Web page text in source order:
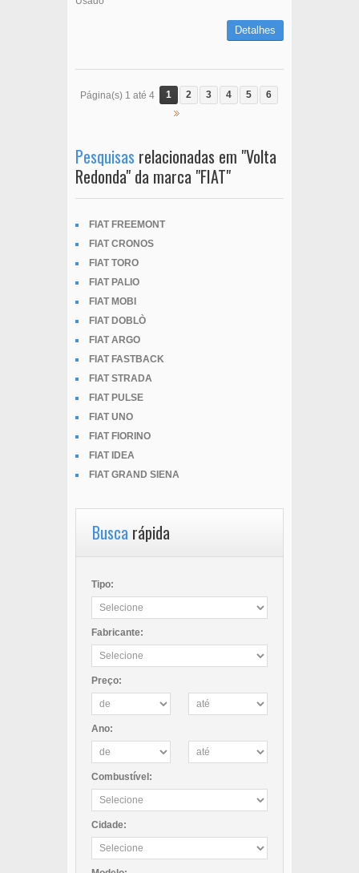
Detalhes
Página(s) 1 até 4 1 2 3 4 5 6
Pesquisas relacionadas em "Volta
Redonda" da marca "FIAT"
FIAT FREEMONT
FIAT CRONOS
FIAT TORO
FIAT PALIO
FIAT MOBI
FIAT DOBLÒ
FIAT ARGO
FIAT FASTBACK
FIAT STRADA
FIAT PULSE
FIAT UNO
FIAT FIORINO
FIAT IDEA
FIAT GRAND SIENA
Busca rápida
Tipo:
Fabricante:
Preço:
Ano:
Combustível:
Cidade: